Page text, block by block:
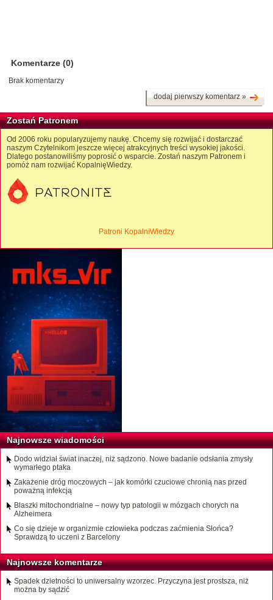
Komentarze (0)
Brak komentarzy
dodaj pierwszy komentarz »
Zostań Patronem
Od 2006 roku popularyzujemy naukę. Chcemy się rozwijać i dostarczać
naszym Czytelnikom jeszcze więcej atrakcyjnych treści wysokiej jakości.
Dlatego postanowiliśmy poprosić o wsparcie. Zostań naszym Patronem i
pomóż nam rozwijać KopalnięWiedzy.
Patroni KopalniWiedzy
Najnowsze wiadomości
Dodo widział świat inaczej, niż sądzono. Nowe badanie odsłania zmysły
wymarłego ptaka
Zakażenie dróg moczowych – jak komórki czuciowe chronią nas przed
poważną infekcją
Blaszki mitochondrialne – nowy typ patologii w mózgach chorych na
Alzheimera
Co się dzieje w organizmie człowieka podczas zaćmienia Słońca?
Sprawdzą to uczeni z Barcelony
Najnowsze komentarze
Spadek dzietności to uniwersalny wzorzec. Przyczyna jest prostsza, niż
można by sądzić